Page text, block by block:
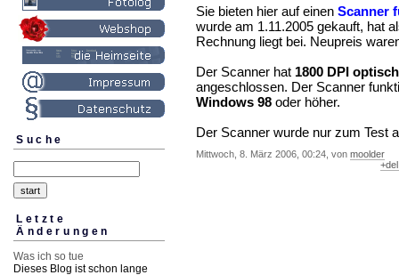
Suche
Letzte
Änderungen
Was ich so tue
Dieses Blog ist schon lange
Sie bieten hier auf einen Scanner
wurde am 1.11.2005 gekauft, hat
Rechnung liegt bei. Neupreis
Der Scanner hat 1800 DPI
angeschlossen. Der Scanner
Windows 98 oder höher.
Der Scanner wurde nur zum Test
Mittwoch, 8. März 2006, 00:24, von moolder